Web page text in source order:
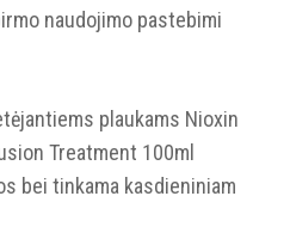
naudojimo pastebimi
plaukams Nioxin
Treatment 100ml
bei tinkama kasdieniniam